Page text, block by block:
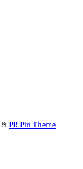
&PR Pin Theme